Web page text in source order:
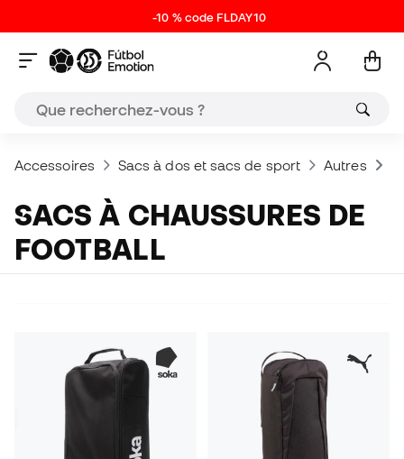
-10 % code FLDAY10
Accessoires Sacs à dos et sacs de sport Autres
SACS À CHAUSSURES DE
FOOTBALL